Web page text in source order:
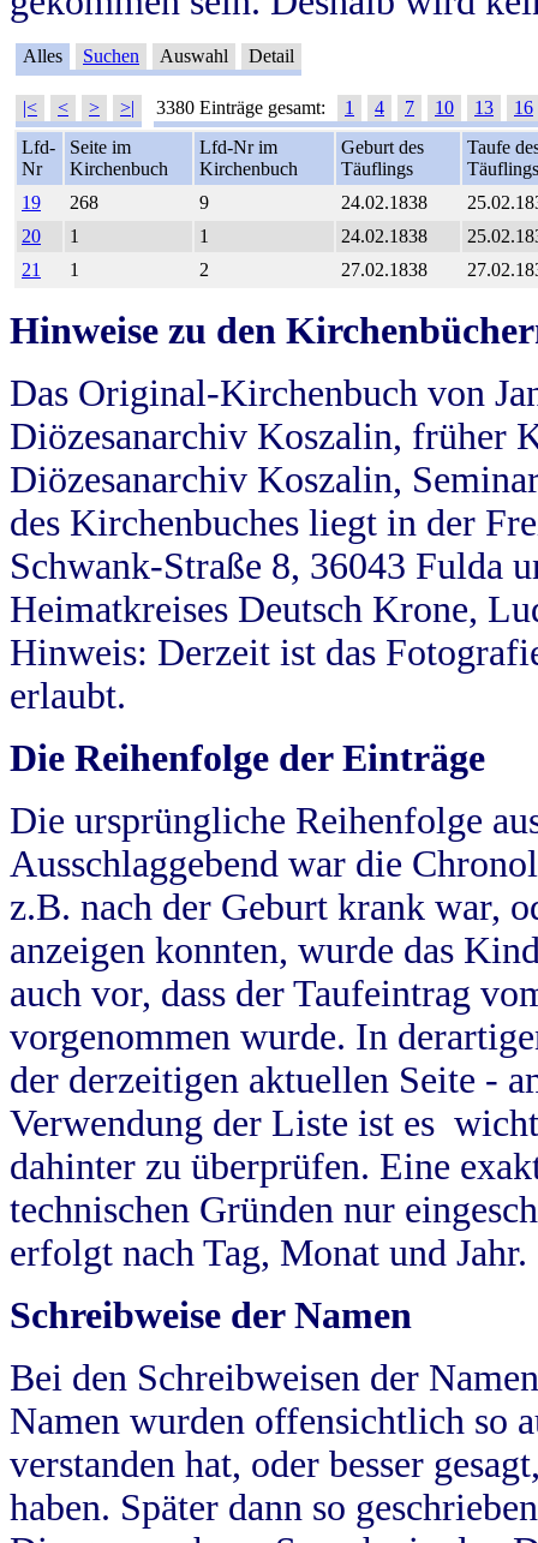
Alles Suchen Auswahl Detail
|< < > >| 3380 Einträge gesamt: 1 4 7 10 13
16
Lfd-
Nr
Seite im
Kirchenbuch
Lfd-Nr im
Kirchenbuch
Geburt des
Täuflings
Taufe
Täuflings
19
268 9 24.02.1838
20
1 1 24.02.1838
21
1 2 27.02.1838
Hinweise zu den
Das Original-Kirchenbuch von
Diözesanarchiv Koszalin, früher
Diözesanarchiv Koszalin,
des Kirchenbuches liegt in der
Schwank-Straße 8, 36043 Fulda
Heimatkreises Deutsch Krone,
Hinweis: Derzeit ist das
erlaubt.
Die Reihenfolge der Einträge
Die ursprüngliche Reihenfolge
Ausschlaggebend war die
z.B. nach der Geburt krank war,
anzeigen konnten, wurde das
auch vor, dass der Taufeintrag
vorgenommen wurde. In
der derzeitigen aktuellen Seite -
Verwendung der Liste ist es
dahinter zu überprüfen. Eine
technischen Gründen nur
erfolgt nach Tag, Monat und Jahr.
Schreibweise der Namen
Bei den Schreibweisen der
Namen wurden offensichtlich so
verstanden hat, oder besser
haben. Später dann so